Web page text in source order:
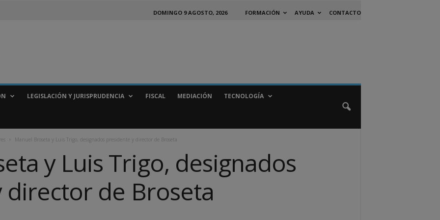
DOMINGO 9 AGOSTO, 2026 FORMACIÓN AYUDA CONTACTO
LEGISLACIÓN Y JURISPRUDENCIA FISCAL MEDIACIÓN TECNOLOGÍA
Manuel Broseta y Luis Trigo, designados presidente y director de Broseta
y Luis Trigo, designados
director de Broseta